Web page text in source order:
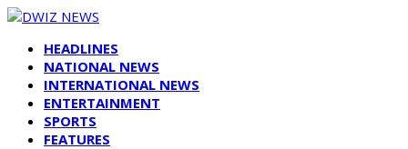
HEADLINES
NATIONAL NEWS
INTERNATIONAL NEWS
ENTERTAINMENT
SPORTS
FEATURES